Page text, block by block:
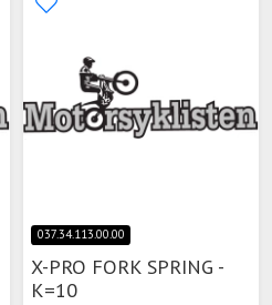
037.34.113.00.00
X-PRO FORK SPRING -
K=10